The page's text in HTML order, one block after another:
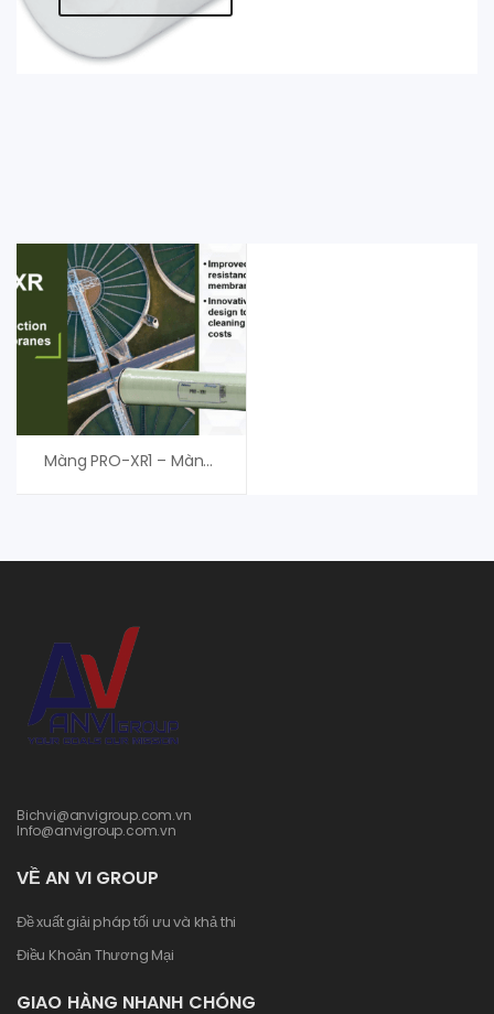
Màng PRO-XR1 – Màng RO Nitto Denko Hydranautics
Bichvi@anvigroup.com.vn
Info@anvigroup.com.vn
VỀ AN VI GROUP
Đề xuất giải pháp tối ưu và khả thi
Điều Khoản Thương Mại
GIAO HÀNG NHANH CHÓNG